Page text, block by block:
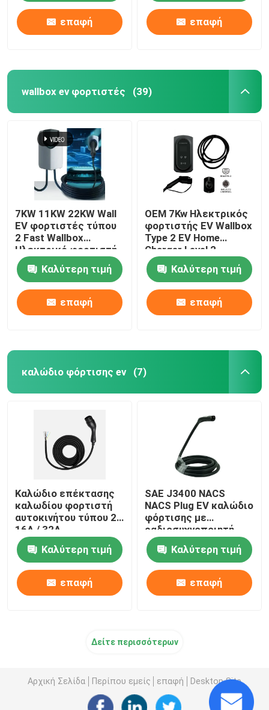
επαφή επαφή
wallbox ev φορτιστές (39)
7KW 11KW 22KW Wall
EV φορτιστές τύπου
2 Fast Wallbox
Ηλεκτρικό φορτιστή
αυτοκινήτου
Καλύτερη τιμή
επαφή
OEM 7Kw Ηλεκτρικός
φορτιστής EV Wallbox
Type 2 EV Home
Charger Level 2
Καλύτερη τιμή
επαφή
καλώδιο φόρτισης ev (7)
Καλώδιο επέκτασης
καλωδίου φορτιστή
αυτοκινήτου τύπου 2
16A / 32A
Μονοφασικό
Καλύτερη τιμή
επαφή
SAE J3400 NACS
NACS Plug EV καλώδιο
φόρτισης με
ραδιοσυχνοποιητή
Tesla EV όπλο
φόρτισηςΚαλύτερη τιμή
επαφή
Δείτε περισσότερων
Αρχική Σελίδα Περίπου εμείς επαφή Desktop Site